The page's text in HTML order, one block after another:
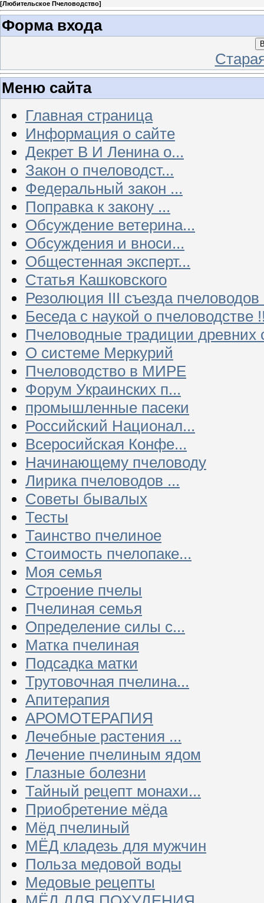
[Любительское Пчеловодство]
Форма входа
Меню сайта
Главная страница
Информация о сайте
Декрет В И Ленина о...
Закон о пчеловодст...
Федеральный закон ...
Поправка к закону ...
Обсуждение ветерина...
Обсуждения и вноси...
Общестенная эксперт...
Статья Кашковского
Резолюция III съезда
Беседа с наукой о пчеловодстве
Пчеловодные традиции древних
О системе Меркурий
Пчеловодство в МИРЕ
Форум Украинских п...
промышленные пасеки
Российский Национал...
Всеросийская Конфе...
Начинающему пчеловоду
Лирика пчеловодов ...
Советы бывалых
Тесты
Таинство пчелиное
Стоимость пчелопаке...
Моя семья
Строение пчелы
Пчелиная семья
Определение силы с...
Матка пчелиная
Подсадка матки
Трутовочная пчелина...
Апитерапия
АРОМОТЕРАПИЯ
Лечебные растения ...
Лечение пчелиным ядом
Глазные болезни
Тайный рецепт монахи...
Приобретение мёда
Мёд пчелиный
МЁД кладезь для мужчин
Польза медовой воды
Медовые рецепты